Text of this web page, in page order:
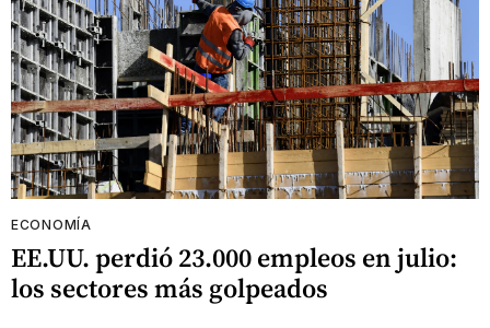
ECONOMÍA
EE.UU. perdió 23.000 empleos en julio:
los sectores más golpeados